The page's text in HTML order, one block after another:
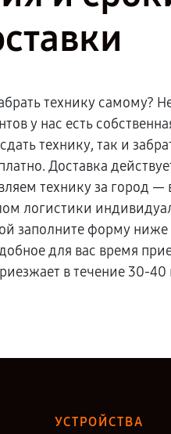
технику самому?
у нас есть
технику, так и
Доставка
технику за город —
логистики
заполните форму
для вас время
в течение 30-40
УСТРОЙСТВА